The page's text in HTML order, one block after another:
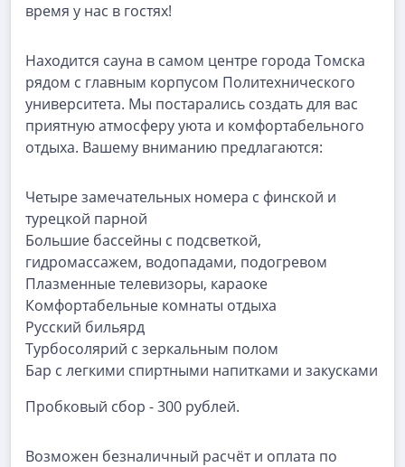
время у нас в гостях!
Находится сауна в самом центре города Томска
рядом с главным корпусом Политехнического
университета. Мы постарались создать для вас
приятную атмосферу уюта и комфортабельного
отдыха. Вашему вниманию предлагаются:
Четыре замечательных номера с финской и
турецкой парной
Большие бассейны с подсветкой,
гидромассажем, водопадами, подогревом
Плазменные телевизоры, караоке
Комфортабельные комнаты отдыха
Русский бильярд
Турбосолярий с зеркальным полом
Бар с легкими спиртными напитками и закусками
Пробковый сбор - 300 рублей.
Возможен безналичный расчёт и оплата по